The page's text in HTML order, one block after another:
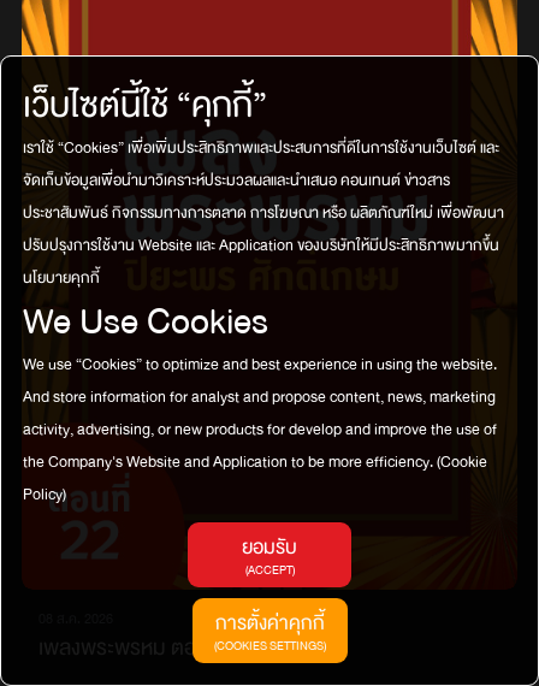
เพลงพระพรหม ตอนที่22
เว็บไซต์นี้ใช้ “คุกกี้”
เราใช้ “Cookies” เพื่อเพิ่มประสิทธิภาพและประสบการที่ดีในการใช้งานเว็บไซต์ และ
จัดเก็บข้อมูลเพื่อนำมาวิเคราะห์ประมวลผลและนำเสนอ คอนเทนต์ ข่าวสาร
ประชาสัมพันธ์ กิจกรรมทางการตลาด การโฆษณา หรือ ผลิตภัณฑ์ใหม่ เพื่อพัฒนา
ปรับปรุงการใช้งาน Website และ Application ของบริษัทให้มีประสิทธิภาพมากขึ้น
นโยบายคุกกี้
We Use Cookies
We use “Cookies” to optimize and best experience in using the website.
And store information for analyst and propose content, news, marketing
activity, advertising, or new products for develop and improve the use of
the Company's Website and Application to be more efficiency.(Cookie
Policy)
ยอมรับ
(ACCEPT)
การตั้งค่าคุกกี้
(COOKIES SETTINGS)